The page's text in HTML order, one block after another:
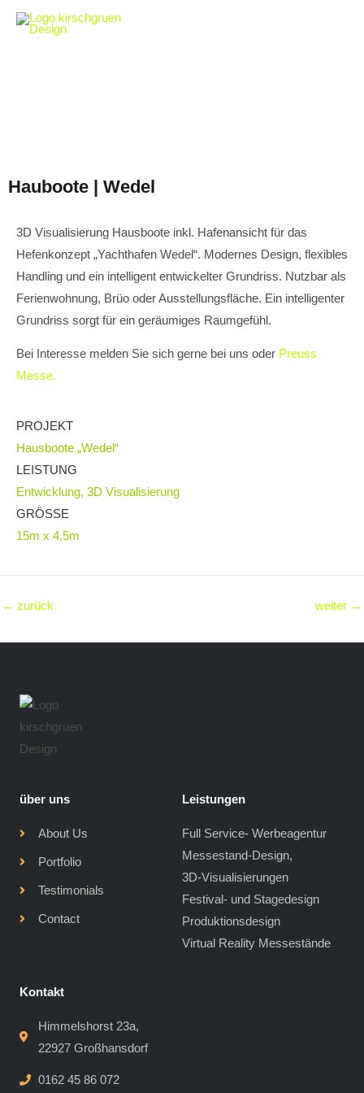
Hauboote | Wedel
3D Visualisierung Hausboote inkl. Hafenansicht für das
Hefenkonzept „Yachthafen Wedel“. Modernes Design, flexibles
Handling und ein intelligent entwickelter Grundriss. Nutzbar als
Ferienwohnung, Brüo oder Ausstellungsfläche. Ein intelligenter
Grundriss sorgt für ein geräumiges Raumgefühl.
Bei Interesse melden Sie sich gerne bei uns oder Preuss
Messe.
PROJEKT
Hausboote „Wedel“
LEISTUNG
Entwicklung, 3D Visualisierung
GRÖSSE
15m x 4,5m
← zurück weiter →
über uns
About Us
Portfolio
Testimonials
Contact
Leistungen
Full Service- Werbeagentur
Messestand-Design,
3D-Visualisierungen
Festival- und Stagedesign
Produktionsdesign
Virtual Reality Messestände
Kontakt
Himmelshorst 23a,
22927 Großhansdorf
0162 45 86 072